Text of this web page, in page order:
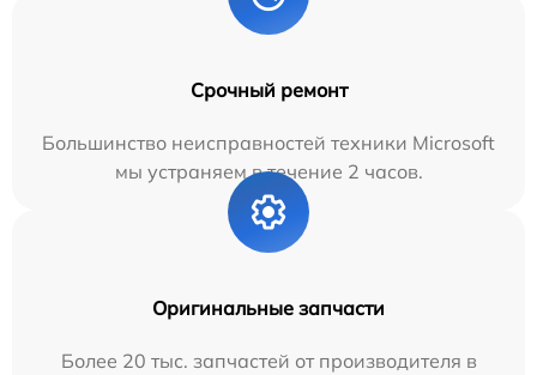
Срочный ремонт
Большинство неисправностей техники Microsoft
мы устраняем в течение 2 часов.
Оригинальные запчасти
Более 20 тыс. запчастей от производителя в